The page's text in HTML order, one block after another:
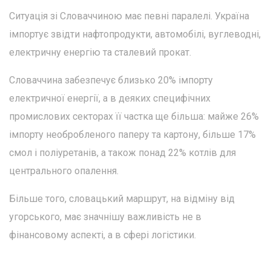
Ситуація зі Словаччиною має певні паралелі. Україна
імпортує звідти нафтопродукти, автомобілі, вуглеводні,
електричну енергію та сталевий прокат.
Словаччина забезпечує близько 20% імпорту
електричної енергії, а в деяких специфічних
промислових секторах її частка ще більша: майже 26%
імпорту необробленого паперу та картону, більше 17%
смол і поліуретанів, а також понад 22% котлів для
центрального опалення.
Більше того, словацький маршрут, на відміну від
угорського, має значнішу важливість не в
фінансовому аспекті, а в сфері логістики.